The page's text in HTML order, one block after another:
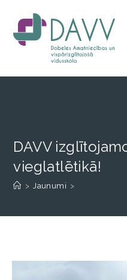
DAVV
vieglatlētikā!
> Jaunumi >